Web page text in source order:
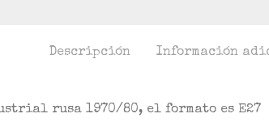
Descripción Información
rusa 1970/80, el formato es E27